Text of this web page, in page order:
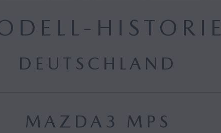
HISTORIE
DEUTSCHLAND
MAZDA3 MPS